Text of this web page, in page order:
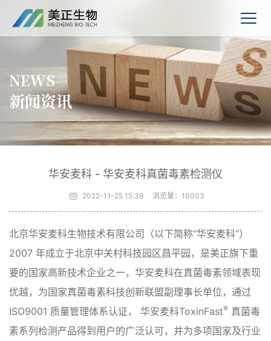
NEWS
新闻资讯
华安麦科 - 华安麦科真菌毒素检测仪
2022-11-25 15:39 浏览量： 10003
北京华安麦科生物技术有限公司（以下简称“华安麦科”）
2007 年成立于北京中关村科技园区昌平园，是美正旗下重
要的国家高新技术企业之一，华安麦科在真菌毒素领域表现
优越，为国家真菌毒素科技创新联盟副理事长单位，通过
ISO9001 质量管理体系认证， 华安麦科ToxinFast® 真菌毒
素系列检测产品得到用户的广泛认可，并为多项国家及行业